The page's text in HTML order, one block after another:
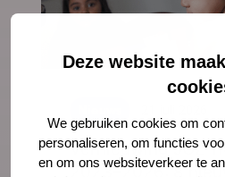
Deze website
We gebruiken cookies om
personaliseren, om functies
en om ons websiteverkeer te
Vernieuwing JGZ-
2023–2026: 8